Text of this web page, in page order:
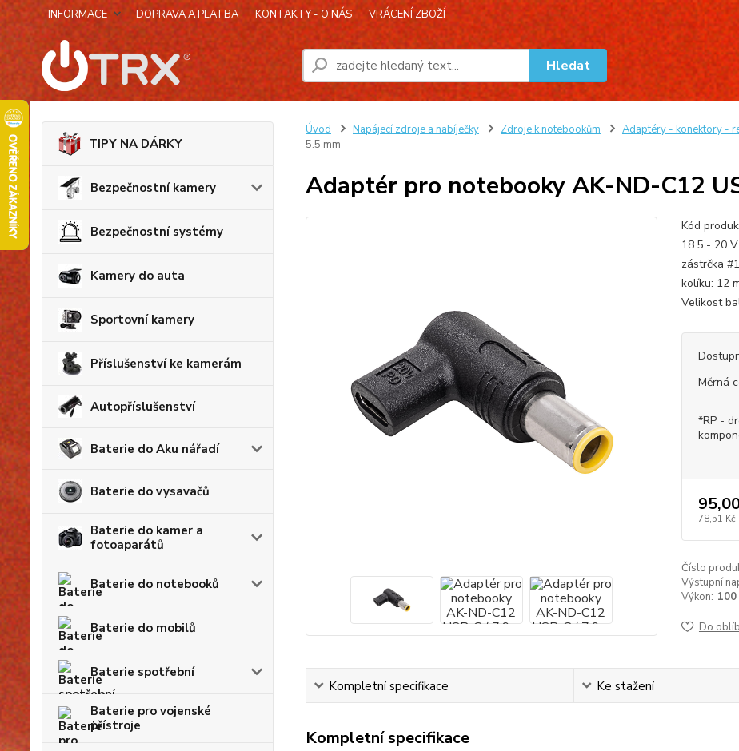
INFORMACE DOPRAVA A PLATBA KONTAKTY - O NÁS VRÁCENÍ ZBOŽÍ
Hledat
TIPY NA DÁRKY
Bezpečnostní kamery
Bezpečnostní systémy
Kamery do auta
Sportovní kamery
Příslušenství ke kamerám
Autopříslušenství
Baterie do Aku nářadí
Baterie do vysavačů
Baterie do kamer a
fotoaparátů
Baterie do notebooků
Baterie do mobilů
Baterie spotřební
Baterie pro vojenské
přístroje
Úvod Napájecí zdroje a nabíječky Zdroje k notebookům Adaptéry - konektory -
5.5 mm
Adaptér pro notebooky AK-ND-C12
Kód
18.5 - 20
zástrčka
kolíku: 12
Velikost
Měrná
*RP -
78,51 Kč
Číslo
Výstupní
Výkon:
Do
Kompletní specifikace Ke stažení
Kompletní specifikace